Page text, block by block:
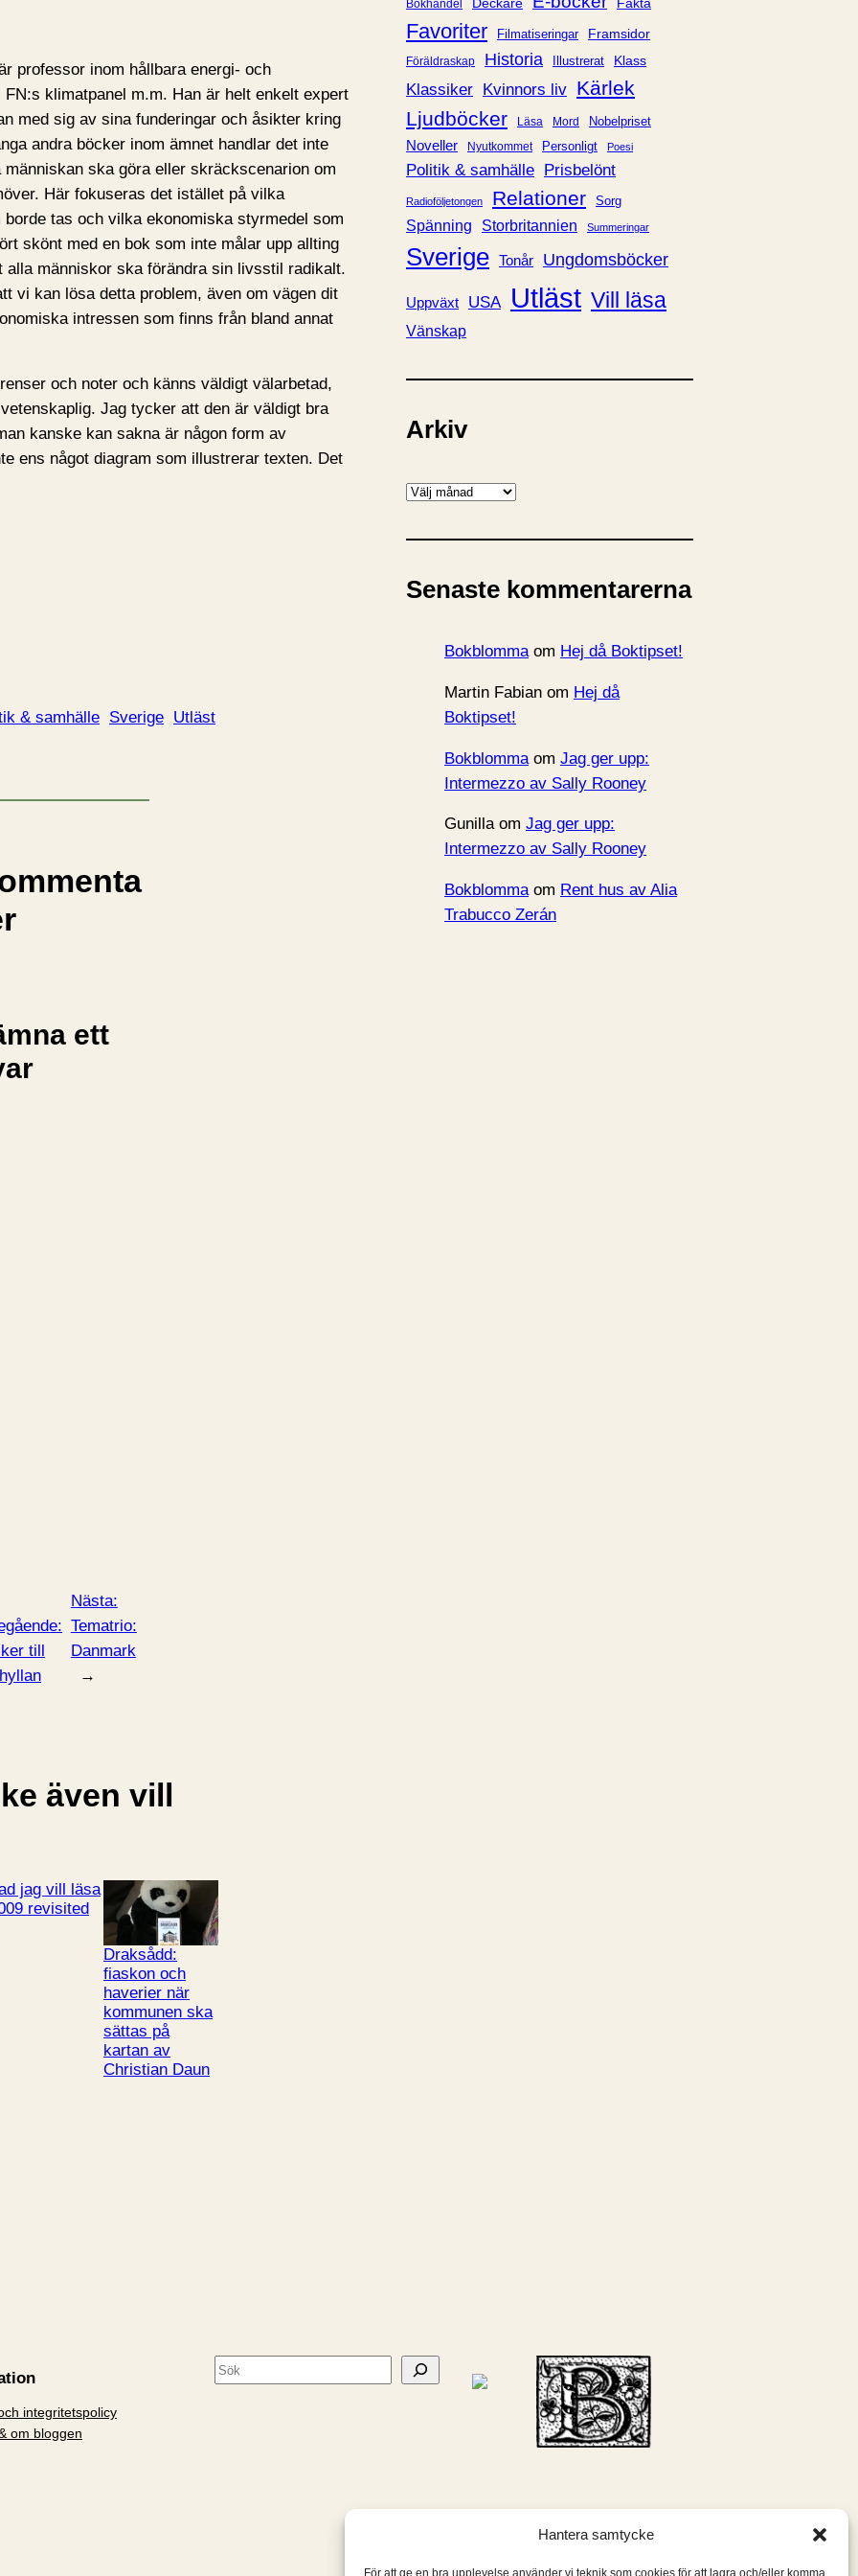
Hantera samtycke
För att ge en bra upplevelse använder vi teknik som cookies för att lagra och/eller komma
professor inom hållbara energi- och
klimatpanel m.m. Han är helt enkelt expert
med sig av sina funderingar och åsikter kring
andra böcker inom ämnet handlar det inte
ska göra eller skräckscenarion om
Här fokuseras det istället på vilka
tas och vilka ekonomiska styrmedel som
skönt med en bok som inte målar upp allting
människor ska förändra sin livsstil radikalt.
vi kan lösa detta problem, även om vägen dit
intressen som finns från bland annat
och noter och känns väldigt välarbetad,
Jag tycker att den är väldigt bra
kanske kan sakna är någon form av
ens något diagram som illustrerar texten. Det
& samhälle Sverige Utläst
ett
till
Nästa:
Tematrio:
Danmark
→
även vill
jag vill läsa
revisited
Draksådd:
fiaskon och
haverier när
kommunen ska
sättas på
kartan av
Christian Daun
e
r
Bokhandel
Favoriter Filmatiseringar Framsidor
Föräldraskap Historia Illustrerat Klass
Klassiker Kvinnors liv Kärlek
Ljudböcker
Läsa Mord Nobelpriset
Noveller Nyutkommet Personligt Poesi
Politik & samhälle Prisbelönt
Radioföljetongen Relationer Sorg
Spänning Storbritannien Summeringar
Sverige Tonår Ungdomsböcker
Uppväxt USA Utläst Vill läsa
Vänskap
Arkiv
A
k
v
Senaste kommentarerna
Bokblommaom Hej då Boktipset!
Martin Fabian om Hej då
Boktipset!
Bokblomma om Jag ger upp:
Intermezzo av Sally Rooney
Gunillaom Jag ger upp:
Intermezzo av Sally Rooney
Bokblommaom Rent hus av Alia
Trabucco Zerán
integritetspolicy
om bloggen
S